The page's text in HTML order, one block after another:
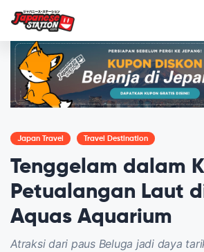
Japan Travel Travel Destination
Tenggelam dalam
Petualangan Laut
Aquas Aquarium
Atraksi dari paus Beluga jadi daya